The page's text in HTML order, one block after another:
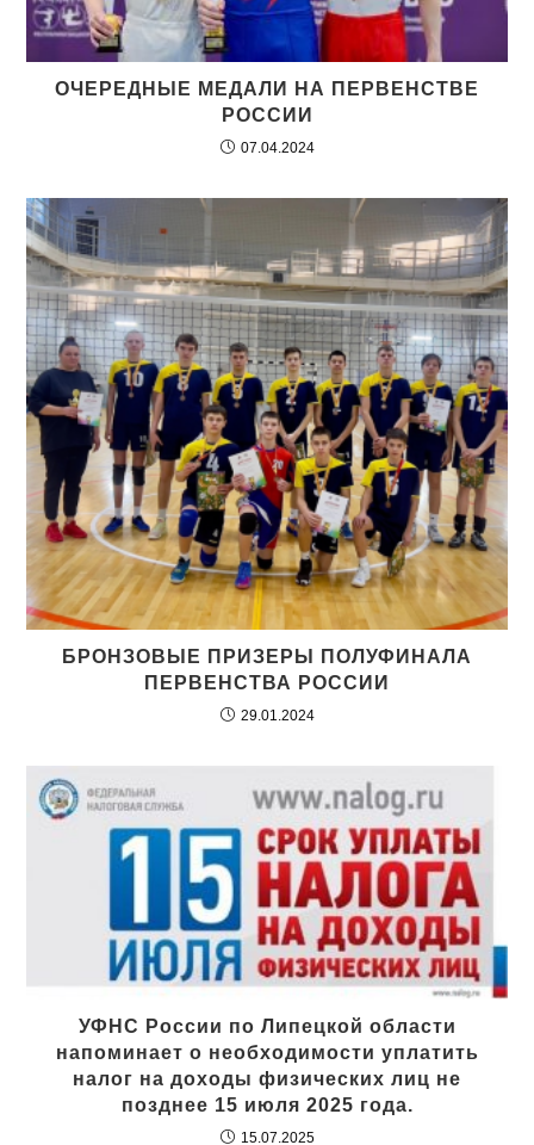
ОЧЕРЕДНЫЕ МЕДАЛИ НА ПЕРВЕНСТВЕ
РОССИИ
07.04.2024
БРОНЗОВЫЕ ПРИЗЕРЫ ПОЛУФИНАЛА
ПЕРВЕНСТВА РОССИИ
29.01.2024
УФНС России по Липецкой области
напоминает о необходимости уплатить
налог на доходы физических лиц не
позднее 15 июля 2025 года.
15.07.2025